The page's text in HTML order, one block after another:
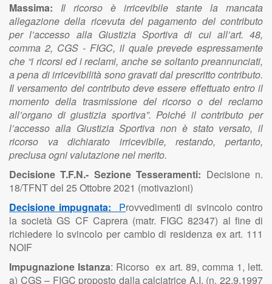
Massima: Il ricorso è irricevibile stante la mancata
allegazione della ricevuta del pagamento del contributo
per l’accesso alla Giustizia Sportiva di cui all’art. 48,
comma 2, CGS - FIGC, il quale prevede espressamente
che “i ricorsi ed i reclami, anche se soltanto preannunciati,
a pena di irricevibilità sono gravati dal prescritto contributo.
Il versamento del contributo deve essere effettuato entro il
momento della trasmissione del ricorso o del reclamo
all’organo di giustizia sportiva”. Poiché il contributo per
l’accesso alla Giustizia Sportiva non è stato versato, il
ricorso va dichiarato irricevibile, restando, pertanto,
preclusa ogni valutazione nel merito.
Decisione T.F.N.- Sezione Tesseramenti: Decisione n.
18/TFNT del 25 Ottobre 2021 (motivazioni)
Decisione impugnata: Provvedimenti di svincolo contro
la società GS CF Caprera (matr. FIGC 82347) al fine di
richiedere lo svincolo per cambio di residenza ex art. 111
NOIF
Impugnazione Istanza: Ricorso ex art. 89, comma 1, lett.
a) CGS – FIGC proposto dalla calciatrice A.I. (n. 22.9.1997